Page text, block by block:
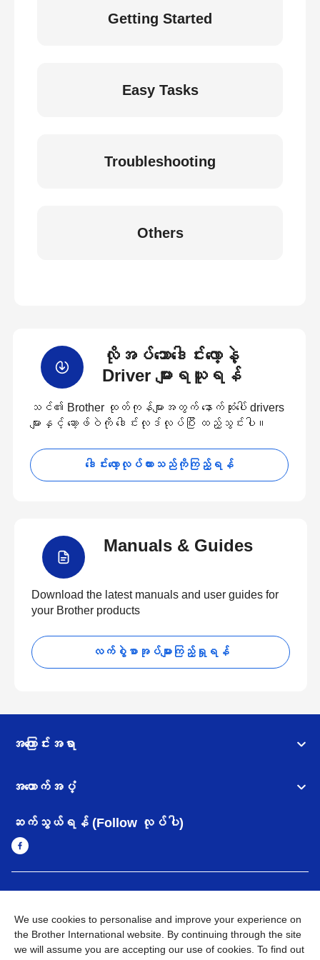
Getting Started
Easy Tasks
Troubleshooting
Others
လိုအပ်သောဒေါင်းလော့နဲ့
Driver များရယူရန်
သင်၏ Brother ထုတ်ကုန်များအတွက် နောက်ဆုံးပေါ် drivers
များနှင့် ဆော့ဖ်ဝဲကို ဒေါင်းလုဒ်လုပ်ပြီး ထည့်သွင်းပါ။
ဒေါင်းလော့လုပ်ထားသည်ကိုကြည့်ရန်
Manuals & Guides
Download the latest manuals and user guides for
your Brother products
လက်စွဲစာအုပ်များကြည့်ရှုရန်
အကြောင်းအရာ
အထောက်အပံ့
ဆက်သွယ်ရန် (Follow လုပ်ပါ)
အချက်အလက်မူဝါဒ အသုံးပြုမူဝါဒ
သုံးစွဲရန် ဝက်ဆိုဒ်အညွှန်း
Brother Global ဝက်ဆိုဒ်သို့သွားရန်
We use cookies to personalise and improve your experience on
the Brother International website. By continuing through the site
we will assume you are accepting our use of cookies. To find out